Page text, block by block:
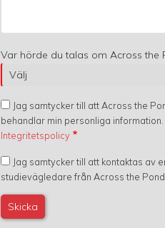
Var hörde du talas om Across the
Jag samtycker till att Across the
behandlar min personliga information.
Integritetspolicy
Jag samtycker till att kontaktas av
studievägledare från Across the Pond